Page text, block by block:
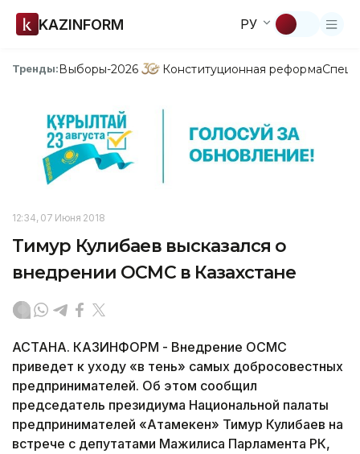
KAZINFORM РУ
Тренды:Выборы-2026 Конституционная реформа
12:34, 07 Июня 2018
Тимур Кулибаев высказался о
внедрении ОСМС в Казахстане
АСТАНА. КАЗИНФОРМ - Внедрение ОСМС
приведет к уходу «в тень» самых добросовестных
предпринимателей. Об этом сообщил
председатель президиума Национальной палаты
предпринимателей «Атамекен» Тимур Кулибаев на
встрече с депутатами Мажилиса Парламента РК,